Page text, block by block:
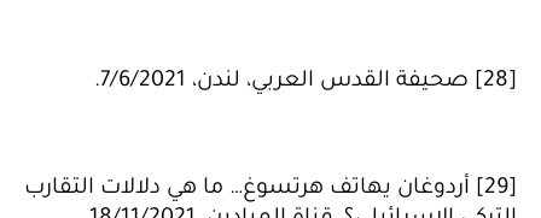
[28] صحيفة القدس العربي، لندن، 7/6/2021.
[29] أردوغان يهاتف هرتسوغ… ما هي دلالات التقارب